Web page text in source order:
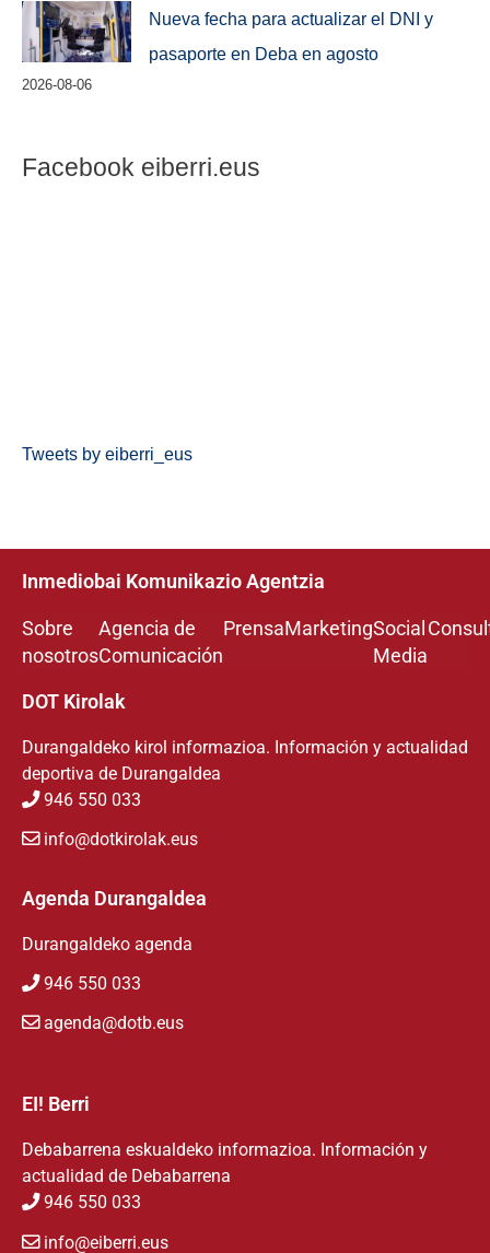
Nueva fecha para actualizar el DNI y
pasaporte en Deba en agosto
2026-08-06
Facebook eiberri.eus
Tweets by eiberri_eus
Inmediobai Komunikazio Agentzia
Sobre
nosotros
Agencia de
Comunicación
PrensaMarketingSocial
Media
DOT Kirolak
Durangaldeko kirol informazioa. Información y actualidad
deportiva de Durangaldea
946 550 033
info@dotkirolak.eus
Agenda Durangaldea
Durangaldeko agenda
946 550 033
agenda@dotb.eus
EI! Berri
Debabarrena eskualdeko informazioa. Información y
actualidad de Debabarrena
946 550 033
info@eiberri.eus